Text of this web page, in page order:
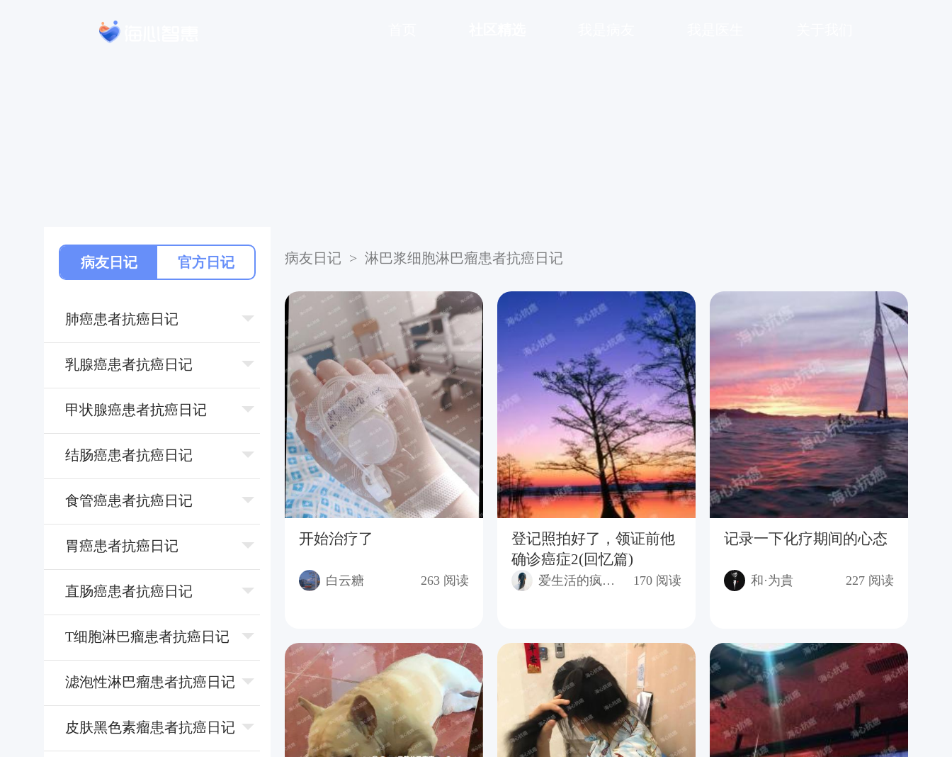
病友日记 官方日记
肺癌患者抗癌日记
乳腺癌患者抗癌日记
甲状腺癌患者抗癌日记
结肠癌患者抗癌日记
⻝管癌患者抗癌日记
胃癌患者抗癌日记
直肠癌患者抗癌日记
T细胞淋巴瘤患者抗癌日记
滤泡性淋巴瘤患者抗癌日记
⽪肤⿊⾊素瘤患者抗癌日记
病友日记 > 淋巴浆细胞淋巴瘤患者抗癌日记
开始治疗了
白云糖 263 阅读
登记照拍好了，领证前他
确诊癌症2(回忆篇)
爱生活的疯丫头 170 阅读
记录一下化疗期间的心态
和·为貴 227 阅读